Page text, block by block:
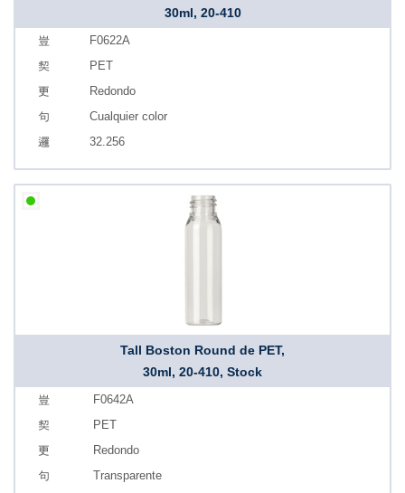
30ml, 20-410
F0622A
PET
Redondo
Cualquier color
32.256
Tall Boston Round de PET,
30ml, 20-410, Stock
F0642A
PET
Redondo
Transparente